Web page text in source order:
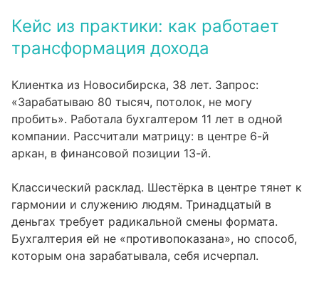
Кейс из практики: как работает
трансформация дохода
Клиентка из Новосибирска, 38 лет. Запрос:
«Зарабатываю 80 тысяч, потолок, не могу
пробить». Работала бухгалтером 11 лет в одной
компании. Рассчитали матрицу: в центре 6-й
аркан, в финансовой позиции 13-й.
Классический расклад. Шестёрка в центре тянет к
гармонии и служению людям. Тринадцатый в
деньгах требует радикальной смены формата.
Бухгалтерия ей не «противопоказана», но способ,
которым она зарабатывала, себя исчерпал.